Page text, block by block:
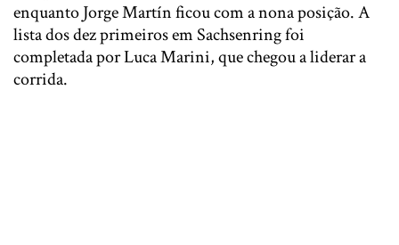
enquanto Jorge Martín ficou com a nona posição. A
lista dos dez primeiros em Sachsenring foi
completada por Luca Marini, que chegou a liderar a
corrida.